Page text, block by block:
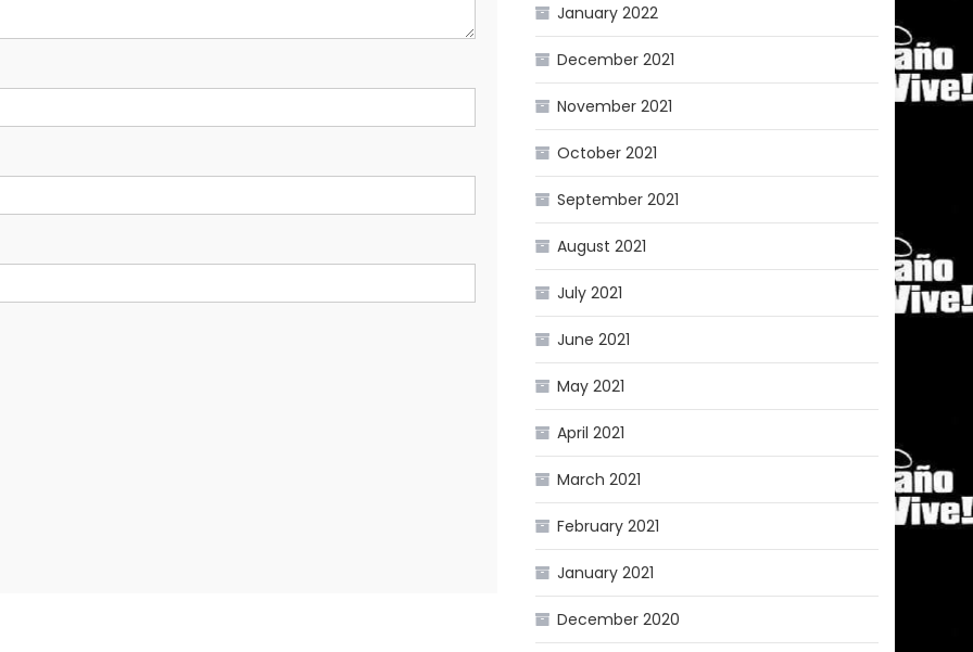
January 2022
December 2021
November 2021
October 2021
September 2021
August 2021
July 2021
June 2021
May 2021
April 2021
March 2021
February 2021
January 2021
December 2020